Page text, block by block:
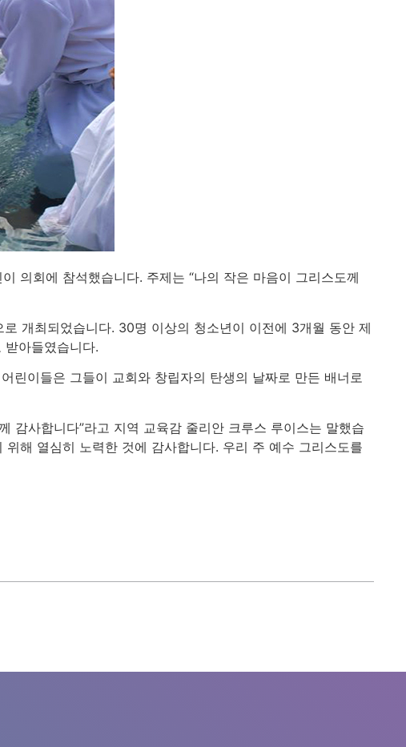
의회에 참석했습니다. 주제는 “나의 작은 마음이 그리스도께
개최되었습니다. 30명 이상의 청소년이 이전에 3개월 동안 제
아들였습니다.
린이들은 그들이 교회와 창립자의 탄생의 날짜로 만든 배너로
감사합니다”라고 지역 교육감 줄리안 크루스 루이스는 말했습
해 열심히 노력한 것에 감사합니다. 우리 주 예수 그리스도를